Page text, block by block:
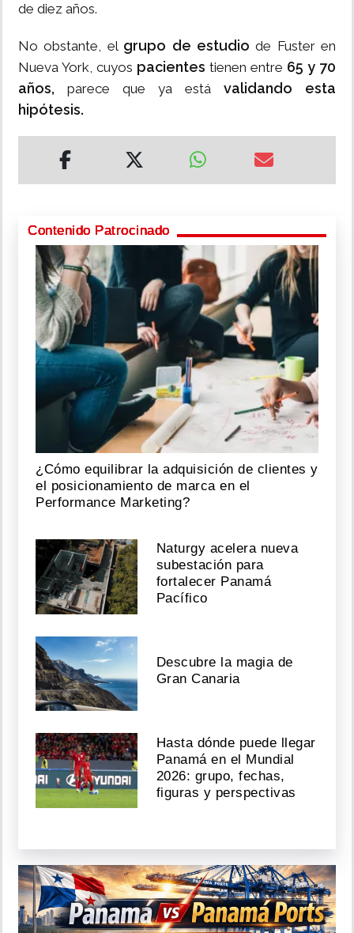
de diez años.
No obstante, el grupo de estudiode Fuster en
Nueva York, cuyos pacientes tienen entre 65 y 70
años, parece que ya está validando esta
hipótesis.
Contenido Patrocinado
¿Cómo equilibrar la adquisición de clientes y
el posicionamiento de marca en el
Performance Marketing?
Naturgy acelera nueva
subestación para
fortalecer Panamá
Pacífico
Descubre la magia de
Gran Canaria
Hasta dónde puede llegar
Panamá en el Mundial
2026: grupo, fechas,
figuras y perspectivas